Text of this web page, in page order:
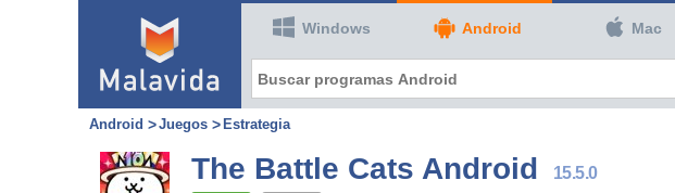
Windows Android Mac
Android Juegos Estrategia
The Battle Cats Android 15.5.0